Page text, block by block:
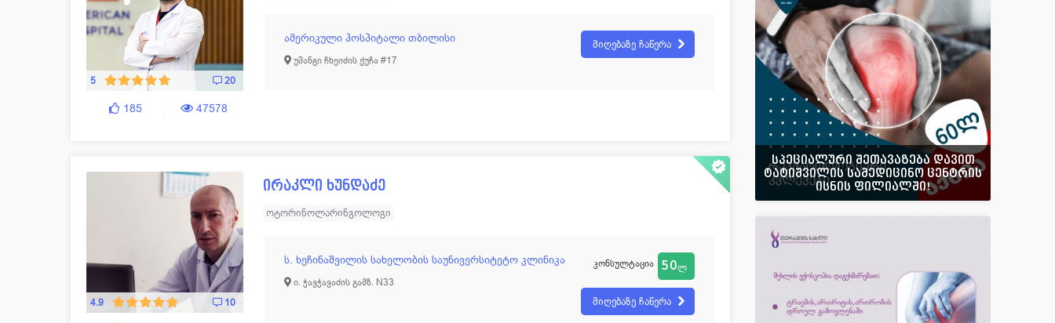
5 20
185 47578
ამერიკული ჰოსპიტალი თბილისი
უშანგი ჩხეიძის ქუჩა #17
მიღებაზე ჩაწერა
4.9 10
ირაკლი ხუნდაძე
ოტორინოლარინგოლოგი
ს. ხეჩინაშვილის სახელობის საუნივერსიტეტო კლინიკა
ი. ჭავჭავაძის გამზ. N33
კონსულტაცია 50ლ
მიღებაზე ჩაწერა
სპეციალური შეთავაზება დავით
ტატიშვილის სამედიცინო ცენტრის
ისნის ფილიალში!